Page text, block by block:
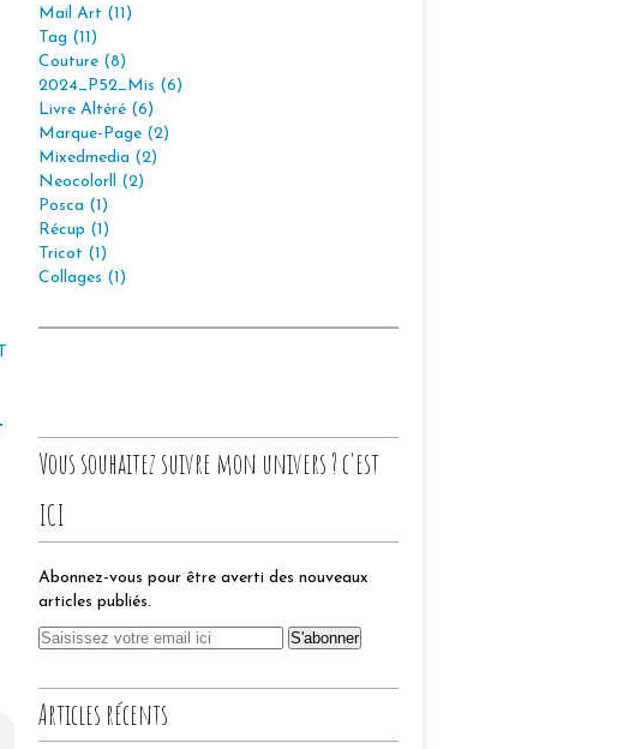
Mail Art (11)
Tag (11)
Couture (8)
2024_P52_Mis (6)
Livre Altéré (6)
Marque-Page (2)
Mixedmedia (2)
Neocolorll (2)
Posca (1)
Récup (1)
Tricot (1)
Collages (1)
Vous souhaitez suivre mon univers ? c'est
ICI
Abonnez-vous pour être averti des nouveaux
articles publiés.
Articles récents